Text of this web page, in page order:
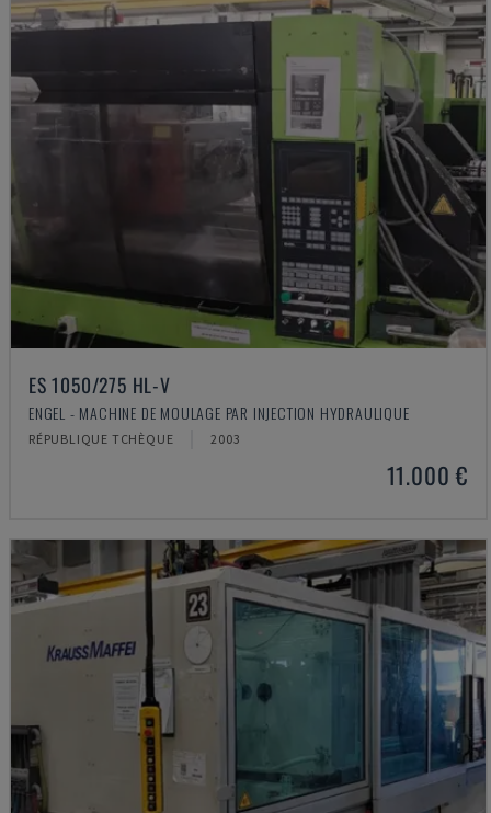
ES 1050/275 HL-V
ENGEL - MACHINE DE MOULAGE PAR INJECTION HYDRAULIQUE
RÉPUBLIQUE TCHÈQUE 2003
11.000 €